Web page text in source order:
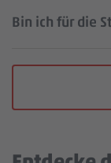
Bin ich für die